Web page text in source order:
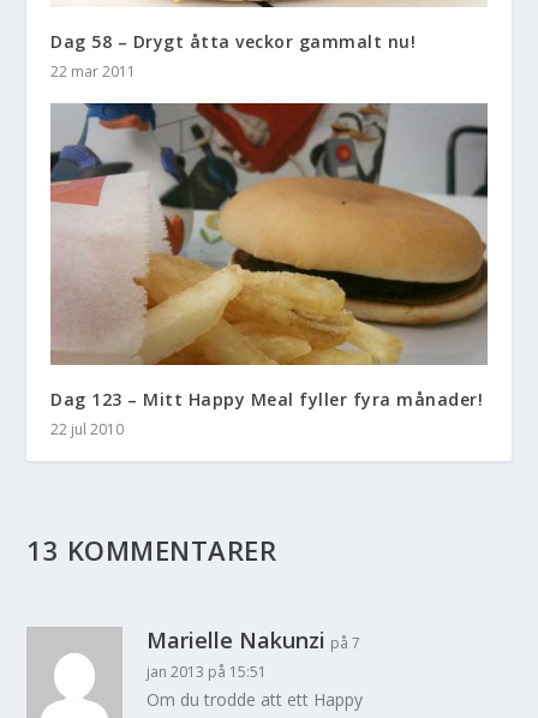
Dag 58 – Drygt åtta veckor gammalt nu!
22 mar 2011
Dag 123 – Mitt Happy Meal fyller fyra månader!
22 jul 2010
13 KOMMENTARER
Marielle Nakunzi på 7
jan 2013 på 15:51
Om du trodde att ett Happy